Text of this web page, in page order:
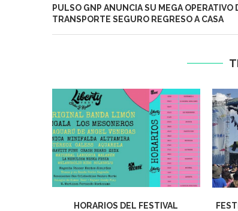
PULSO GNP ANUNCIA SU MEGA OPERATIVO
TRANSPORTE SEGURO REGRESO A CASA
HORARIOS DEL FESTIVAL